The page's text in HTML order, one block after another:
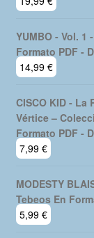
FANTOMAS -
19,99€
YUMBO - Vol. 1
14,99 €
CISCO KID - La
Vértice –
7,99€
MODESTY